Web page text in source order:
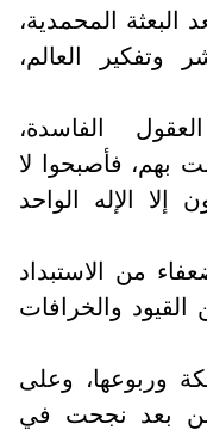
البعثة المحمدية،
وتفكير العالم،
الفاسدة،
بهم، فأصبحوا لا
إلا الإله الواحد
من الاستبداد
القيود والخرافات
وربوعها، وعلى
ومن بعد نجحت في